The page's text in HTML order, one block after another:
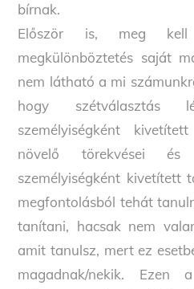
bírnak.
Először is, meg
megkülönböztetés saját
nem látható a mi
hogy szétválasztás
személyiségként
növelő törekvései
személyiségként kivetített
megfontolásból tehát
tanítani, hacsak nem
amit tanulsz, mert ez
magadnak/nekik. Ezen